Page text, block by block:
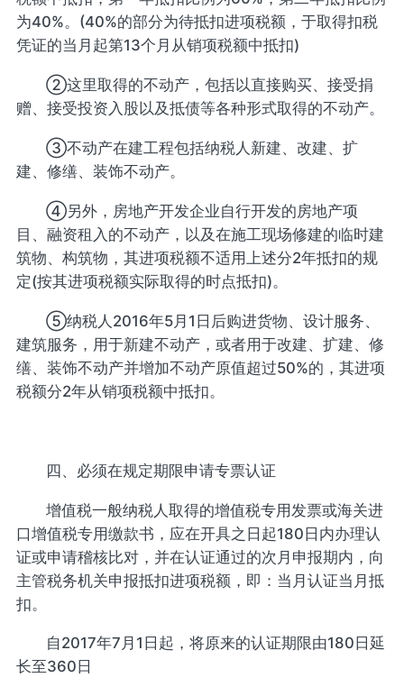
为40%。(40%的部分为待抵扣进项税额，于取得扣税
凭证的当月起第13个月从销项税额中抵扣)
②这里取得的不动产，包括以直接购买、接受捐
赠、接受投资入股以及抵债等各种形式取得的不动产。
③不动产在建工程包括纳税人新建、改建、扩
建、修缮、装饰不动产。
④另外，房地产开发企业自行开发的房地产项
目、融资租入的不动产，以及在施工现场修建的临时建
筑物、构筑物，其进项税额不适用上述分2年抵扣的规
定(按其进项税额实际取得的时点抵扣)。
⑤纳税人2016年5月1日后购进货物、设计服务、
建筑服务，用于新建不动产，或者用于改建、扩建、修
缮、装饰不动产并增加不动产原值超过50%的，其进项
税额分2年从销项税额中抵扣。
四、必须在规定期限申请专票认证
增值税一般纳税人取得的增值税专用发票或海关进
口增值税专用缴款书，应在开具之日起180日内办理认
证或申请稽核比对，并在认证通过的次月申报期内，向
主管税务机关申报抵扣进项税额，即：当月认证当月抵
扣。
自2017年7月1日起，将原来的认证期限由180日延
长至360日